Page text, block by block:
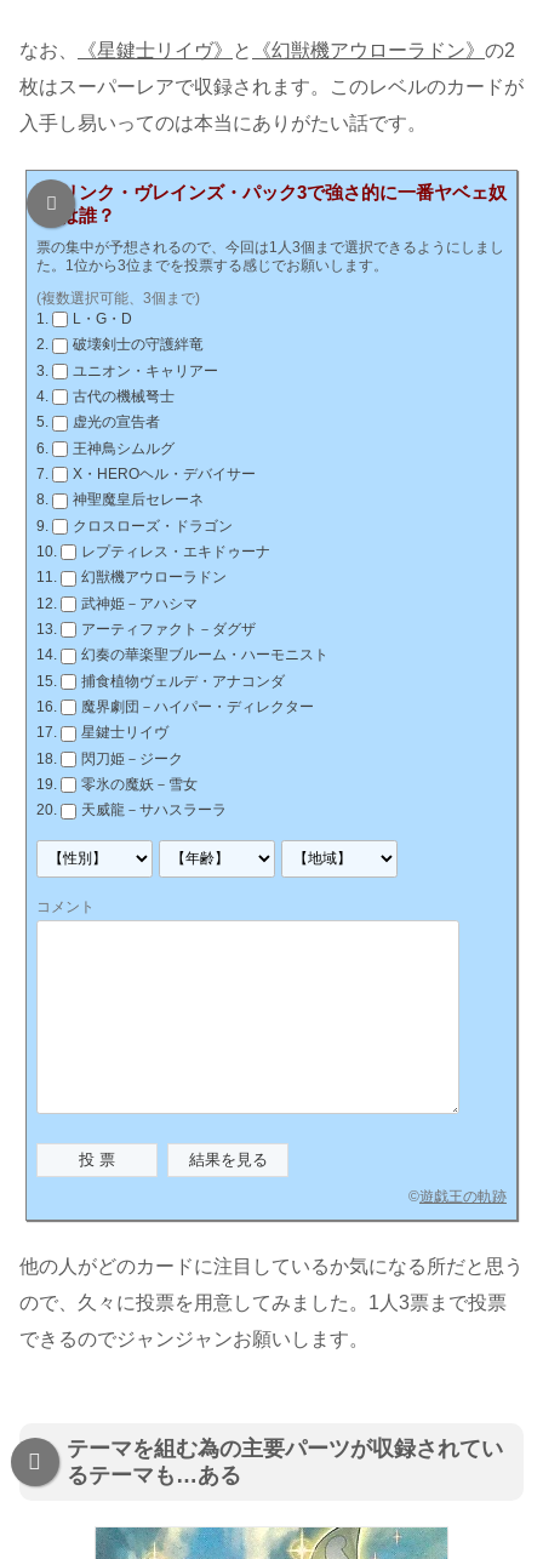
なお、 《星鍵士リイヴ》 と 《幻獣機アウローラドン》 の2
枚はスーパーレアで収録されます。このレベルのカードが
入手し易いってのは本当にありがたい話です。
リンク・ヴレインズ・パック3で強さ的に一番ヤベェ奴
は誰？
票の集中が予想されるので、今回は1人3個まで選択できるようにしまし
た。1位から3位までを投票する感じでお願いします。
(複数選択可能、3個まで)
L・G・D
破壊剣士の守護絆竜
ユニオン・キャリアー
古代の機械弩士
虚光の宣告者
王神鳥シムルグ
X・HEROヘル・デバイサー
神聖魔皇后セレーネ
クロスローズ・ドラゴン
レプティレス・エキドゥーナ
幻獣機アウローラドン
武神姫－アハシマ
アーティファクト－ダグザ
幻奏の華楽聖ブルーム・ハーモニスト
捕食植物ヴェルデ・アナコンダ
魔界劇団－ハイパー・ディレクター
星鍵士リイヴ
閃刀姫－ジーク
零氷の魔妖－雪女
天威龍－サハスラーラ
コメント
©遊戯王の軌跡
他の人がどのカードに注目しているか気になる所だと思う
ので、久々に投票を用意してみました。1人3票まで投票
できるのでジャンジャンお願いします。
テーマを組む為の主要パーツが収録されてい
るテーマも…ある